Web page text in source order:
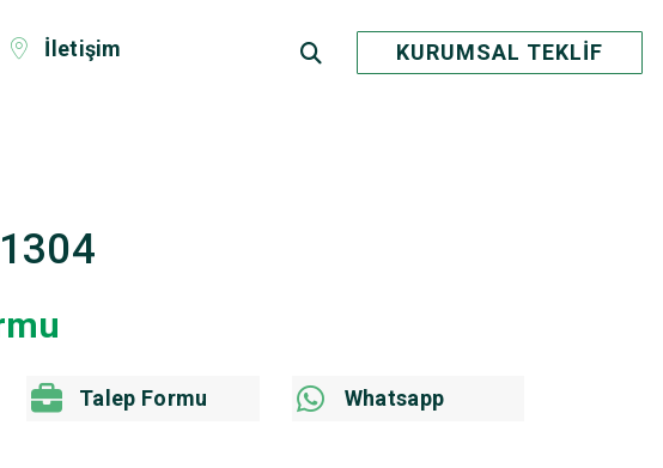
İletişim KURUMSAL TEKLİF
Talep Formu Whatsapp